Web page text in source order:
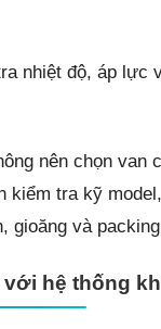
nhiệt độ, áp lực
nên chọn van
kiểm tra kỹ
gioăng và
với hệ thống